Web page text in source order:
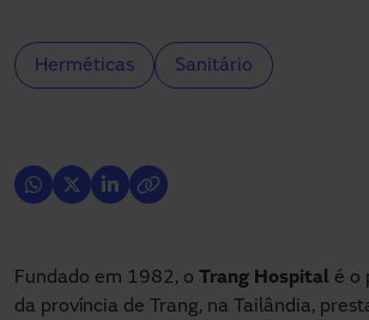
Herméticas Sanitário
Fundado em 1982, o Trang Hospital é o
da província de Trang, na Tailândia,